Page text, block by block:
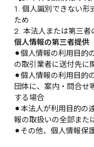
1. 個人識別できない形
ため
2. 本法人または第三
個人情報の第三者提供
⚫︎個人情報の利用目的
の取引業者に送付先に
⚫︎個人情報の利用目的
団体に、案内・問合せ
する場合
⚫︎本法人が利用目的の
報の取扱いの全部また
⚫︎その他、個人情報保